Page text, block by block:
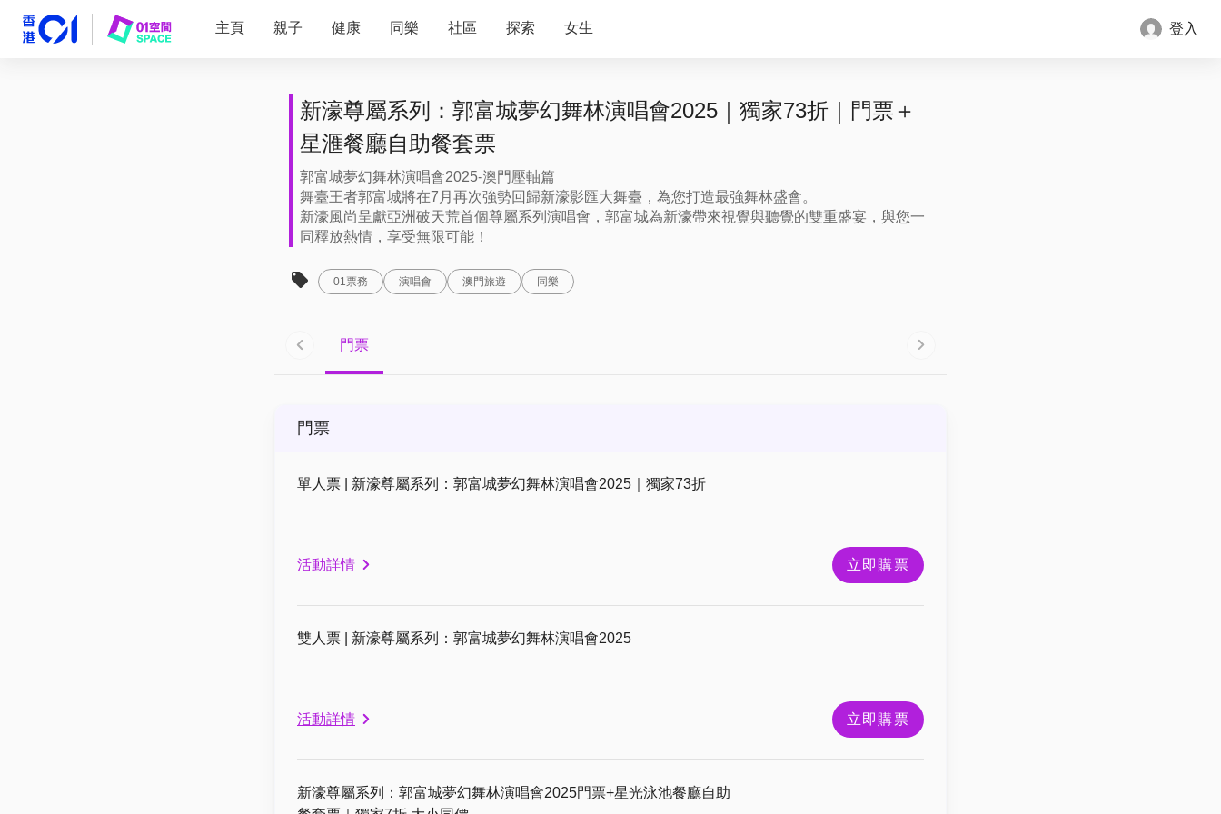
登入
主頁 親子 健康 同樂 社區 探索 女生
新濠尊屬系列：郭富城夢幻舞林演唱會2025｜獨家73折｜門票＋
星滙餐廳自助餐套票
郭富城夢幻舞林演唱會2025-澳門壓軸篇
舞臺王者郭富城將在7月再次強勢回歸新濠影匯大舞臺，為您打造最強舞林盛會。
新濠風尚呈獻亞洲破天荒首個尊屬系列演唱會，郭富城為新濠帶來視覺與聽覺的雙重盛宴，與您一
同釋放熱情，享受無限可能！
01票務 演唱會 澳門旅遊 同樂
門票
門票
單人票 | 新濠尊屬系列：郭富城夢幻舞林演唱會2025｜獨家73折
活動詳情 立即購票
雙人票 | 新濠尊屬系列：郭富城夢幻舞林演唱會2025
活動詳情 立即購票
新濠尊屬系列：郭富城夢幻舞林演唱會2025門票+星光泳池餐廳自助